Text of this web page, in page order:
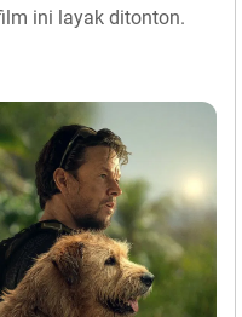
ini layak ditonton.